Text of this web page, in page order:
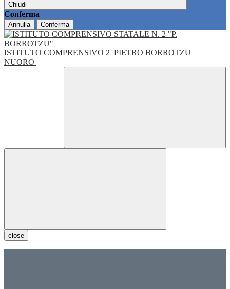
Chiudi
Conferma
Annulla Conferma
ISTITUTO COMPRENSIVO 2 PIETRO BORROTZU
NUORO
close